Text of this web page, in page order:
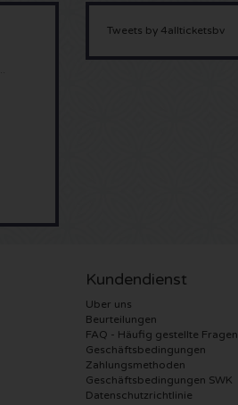
Tweets by 4allticketsbv
Kundendienst
Uber uns
Beurteilungen
FAQ - Häufig gestellte Fragen
Geschäftsbedingungen
Zahlungsmethoden
Geschäftsbedingungen SWK
Datenschutzrichtlinie